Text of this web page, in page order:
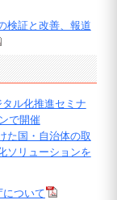
検証と改善、報道
タル化推進セミナ
で開催
た国・自治体の取
ソリューションを
について